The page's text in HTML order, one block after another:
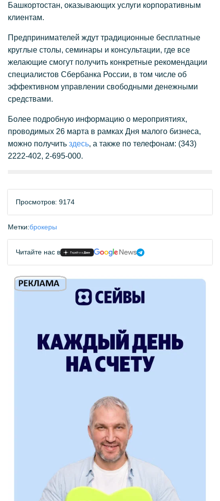
Башкортостан, оказывающих услуги корпоративным
клиентам.
Предпринимателей ждут традиционные бесплатные
круглые столы, семинары и консультации, где все
желающие смогут получить конкретные рекомендации
специалистов Сбербанка России, в том числе об
эффективном управлении свободными денежными
средствами.
Более подробную информацию о мероприятиях,
проводимых 26 марта в рамках Дня малого бизнеса,
можно получить здесь, а также по телефонам: (343)
2222-402, 2-695-000.
Просмотров: 9174
Метки:брокеры
Читайте нас в